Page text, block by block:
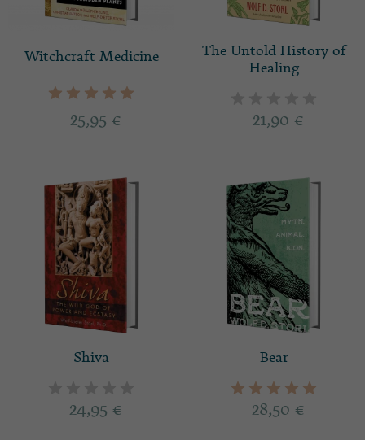
Witchcraft Medicine
25,95 €
The Untold History of
Healing
21,90 €
Shiva
24,95 €
Bear
28,50 €